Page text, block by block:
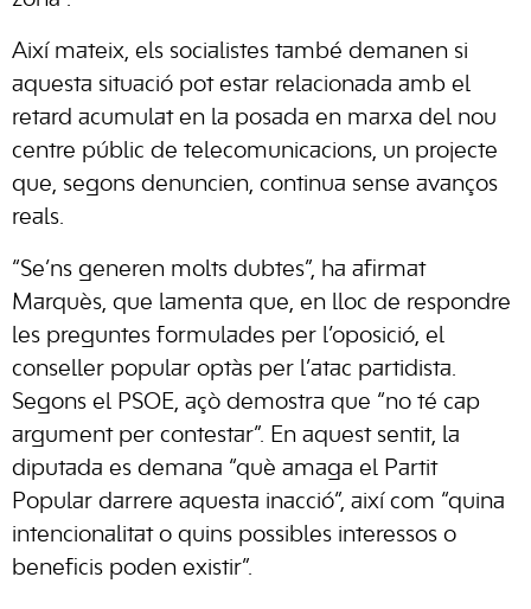
Així mateix, els socialistes també demanen si
aquesta situació pot estar relacionada amb el
retard acumulat en la posada en marxa del nou
centre públic de telecomunicacions, un projecte
que, segons denuncien, continua sense avanços
reals.
“Se’ns generen molts dubtes”, ha afirmat
Marquès, que lamenta que, en lloc de respondre
les preguntes formulades per l’oposició, el
conseller popular optàs per l’atac partidista.
Segons el PSOE, açò demostra que “no té cap
argument per contestar”. En aquest sentit, la
diputada es demana “què amaga el Partit
Popular darrere aquesta inacció”, així com “quina
intencionalitat o quins possibles interessos o
beneficis poden existir”.